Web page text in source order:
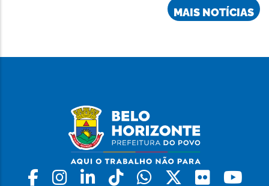
MAIS NOTÍCIAS
Facebook
Instagram
LinkedinTiktokWhatsapp
X Flickr